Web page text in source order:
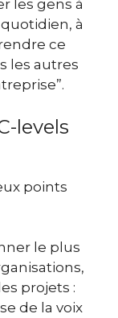
les gens à
à
ce
les autres
levels
points
le plus
projets :
de la voix